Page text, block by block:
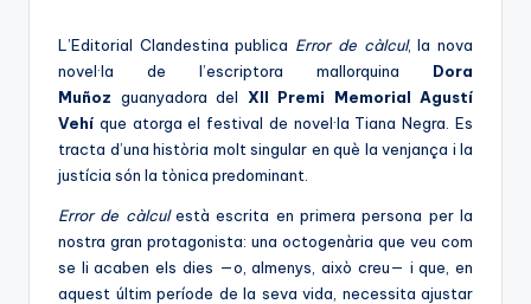
L’Editorial Clandestina publica Error de càlcul, la nova
novel·la de l’escriptora mallorquina Dora
Muñoz guanyadora del XII Premi Memorial Agustí
Vehí que atorga el festival de novel·la Tiana Negra. Es
tracta d’una història molt singular en què la venjança i la
justícia són la tònica predominant.
Error de càlculestà escrita en primera persona per la
nostra gran protagonista: una octogenària que veu com
se li acaben els dies —o, almenys, això creu— i que, en
aquest últim període de la seva vida, necessita ajustar